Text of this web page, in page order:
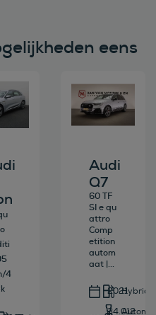
eens
deze auto
4
Bekijk deze
Audi
Q7
60 TF
SI e qu
attro
Comp
etition
autom
aat |...
2021Hybride
34.012